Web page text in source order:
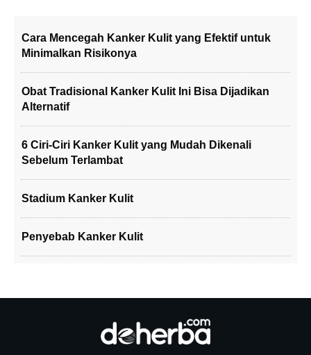
Cara Mencegah Kanker Kulit yang Efektif untuk
Minimalkan Risikonya
Obat Tradisional Kanker Kulit Ini Bisa Dijadikan
Alternatif
6 Ciri-Ciri Kanker Kulit yang Mudah Dikenali
Sebelum Terlambat
Stadium Kanker Kulit
Penyebab Kanker Kulit